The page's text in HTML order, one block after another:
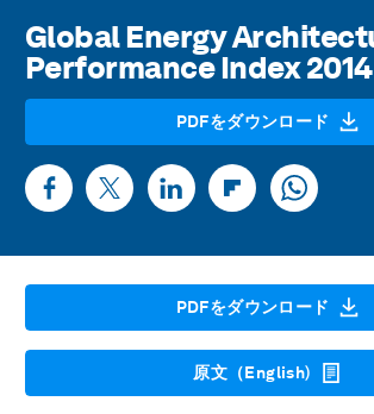
Global Energy
Performance Index 2014
PDFをダウンロード
PDFをダウンロード
原文（English)